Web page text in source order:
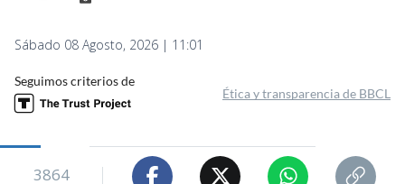
Sábado 08 Agosto, 2026 | 11:01
Seguimos criterios de
Ética y transparencia de BBCL
3864